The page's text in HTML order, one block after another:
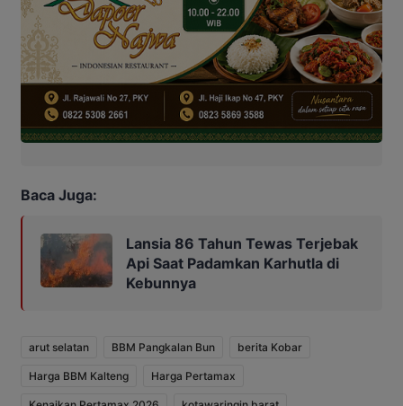
Baca Juga:
Lansia 86 Tahun Tewas Terjebak
Api Saat Padamkan Karhutla di
Kebunnya
arut selatan BBM Pangkalan Bun berita Kobar
Harga BBM Kalteng Harga Pertamax